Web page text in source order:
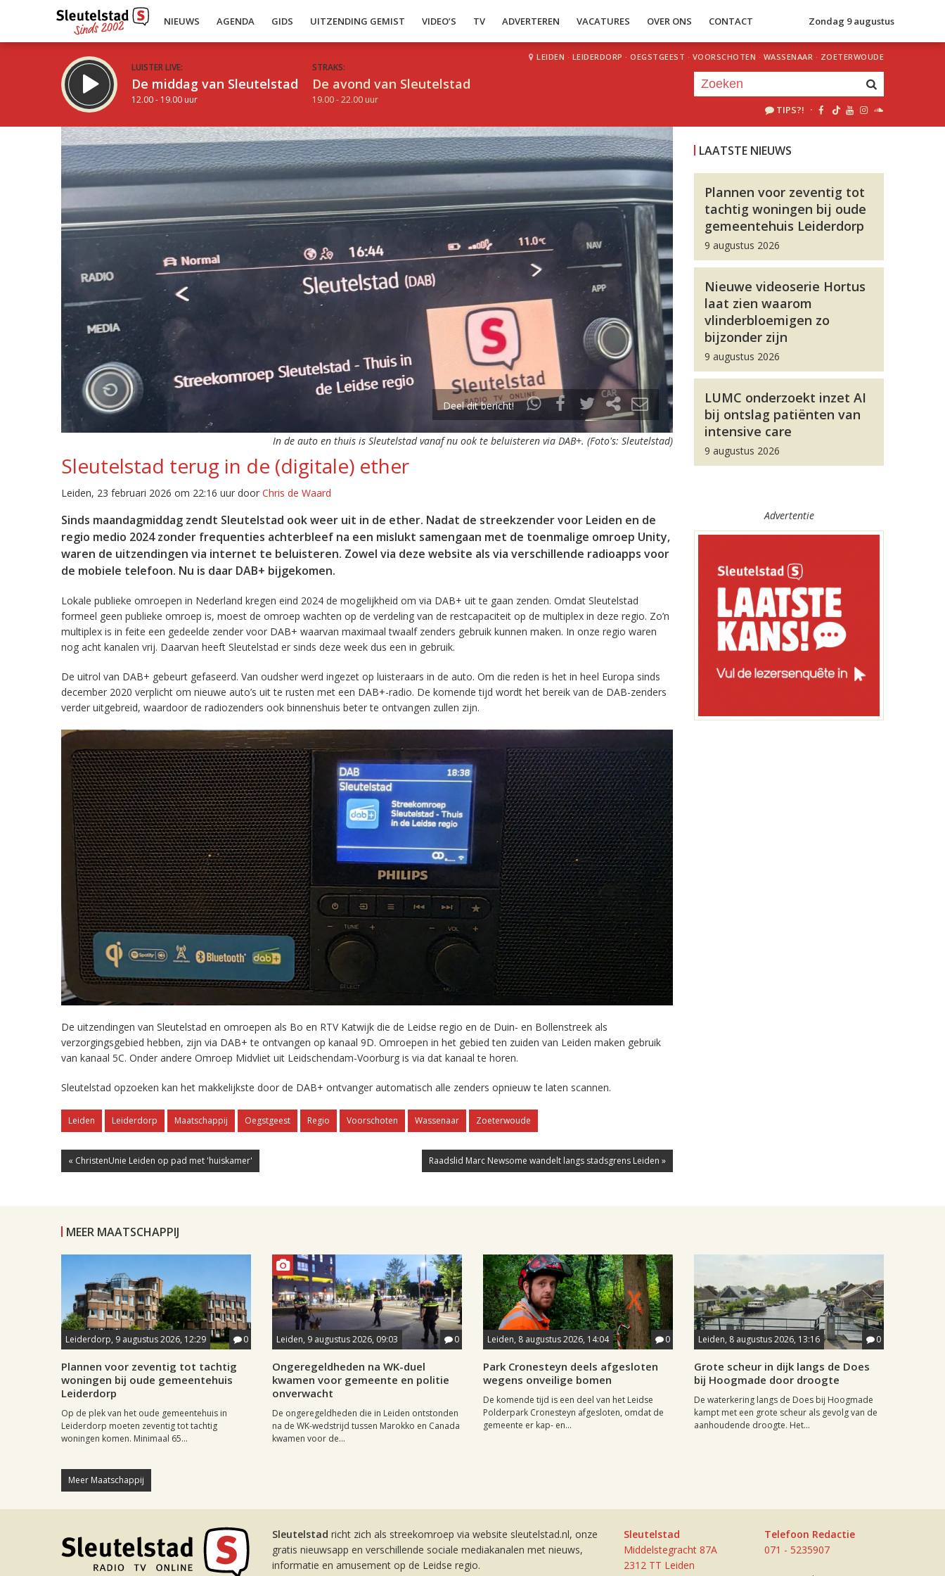
NIEUWS AGENDA GIDS UITZENDING GEMIST VIDEO’S TV ADVERTEREN VACATURES OVER ONS CONTACT Zondag 9 augustus
LUISTER LIVE:
De middag van Sleutelstad
12.00 - 19.00 uur
STRAKS:
De avond van Sleutelstad
19.00 - 22.00 uur
LEIDEN · LEIDERDORP · OEGSTGEEST · VOORSCHOTEN · WASSENAAR · ZOETERWOUDE
TIPS?! ·
Deel dit bericht!
In de auto en thuis is Sleutelstad vanaf nu ook te beluisteren via DAB+. (Foto's: Sleutelstad)
Sleutelstad terug in de (digitale) ether
Leiden, 23 februari 2026 om 22:16 uur door Chris de Waard
Sinds maandagmiddag zendt Sleutelstad ook weer uit in de ether. Nadat de streekzender voor Leiden en de
regio medio 2024 zonder frequenties achterbleef na een mislukt samengaan met de toenmalige omroep Unity,
waren de uitzendingen via internet te beluisteren. Zowel via deze website als via verschillende radioapps voor
de mobiele telefoon. Nu is daar DAB+ bijgekomen.
Lokale publieke omroepen in Nederland kregen eind 2024 de mogelijkheid om via DAB+ uit te gaan zenden. Omdat Sleutelstad
formeel geen publieke omroep is, moest de omroep wachten op de verdeling van de restcapaciteit op de multiplex in deze regio. Zo’n
multiplex is in feite een gedeelde zender voor DAB+ waarvan maximaal twaalf zenders gebruik kunnen maken. In onze regio waren
nog acht kanalen vrij. Daarvan heeft Sleutelstad er sinds deze week dus een in gebruik.
De uitrol van DAB+ gebeurt gefaseerd. Van oudsher werd ingezet op luisteraars in de auto. Om die reden is het in heel Europa sinds
december 2020 verplicht om nieuwe auto’s uit te rusten met een DAB+-radio. De komende tijd wordt het bereik van de DAB-zenders
verder uitgebreid, waardoor de radiozenders ook binnenshuis beter te ontvangen zullen zijn.
De uitzendingen van Sleutelstad en omroepen als Bo en RTV Katwijk die de Leidse regio en de Duin- en Bollenstreek als
verzorgingsgebied hebben, zijn via DAB+ te ontvangen op kanaal 9D. Omroepen in het gebied ten zuiden van Leiden maken gebruik
van kanaal 5C. Onder andere Omroep Midvliet uit Leidschendam-Voorburg is via dat kanaal te horen.
Sleutelstad opzoeken kan het makkelijkste door de DAB+ ontvanger automatisch alle zenders opnieuw te laten scannen.
Leiden Leiderdorp Maatschappij Oegstgeest Regio Voorschoten Wassenaar Zoeterwoude
« ChristenUnie Leiden op pad met 'huiskamer' Raadslid Marc Newsome wandelt langs stadsgrens Leiden »
LAATSTE NIEUWS
Plannen voor zeventig tot
tachtig woningen bij oude
gemeentehuis Leiderdorp
9 augustus 2026
Nieuwe videoserie Hortus
laat zien waarom
vlinderbloemigen zo
bijzonder zijn
9 augustus 2026
LUMC onderzoekt inzet AI
bij ontslag patiënten van
intensive care
9 augustus 2026
Advertentie
MEER MAATSCHAPPIJ
Leiderdorp, 9 augustus 2026, 12:29 0
Plannen voor zeventig tot tachtig
woningen bij oude gemeentehuis
Leiderdorp
Op de plek van het oude gemeentehuis in
Leiderdorp moeten zeventig tot tachtig
woningen komen. Minimaal 65...
Leiden, 9 augustus 2026, 09:03 0
Ongeregeldheden na WK-duel
kwamen voor gemeente en politie
onverwacht
De ongeregeldheden die in Leiden ontstonden
na de WK-wedstrijd tussen Marokko en Canada
kwamen voor de...
Leiden, 8 augustus 2026, 14:04 0
Park Cronesteyn deels afgesloten
wegens onveilige bomen
De komende tijd is een deel van het Leidse
Polderpark Cronesteyn afgesloten, omdat de
gemeente er kap- en...
Leiden, 8 augustus 2026, 13:16 0
Grote scheur in dijk langs de Does
bij Hoogmade door droogte
De waterkering langs de Does bij Hoogmade
kampt met een grote scheur als gevolg van de
aanhoudende droogte. Het...
Meer Maatschappij
Sleutelstad richt zich als streekomroep via website sleutelstad.nl, onze
gratis nieuwsapp en verschillende sociale mediakanalen met nieuws,
informatie en amusement op de Leidse regio.
Sleutelstad
Middelstegracht 87A
2312 TT Leiden
Telefoon Redactie
071 - 5235907